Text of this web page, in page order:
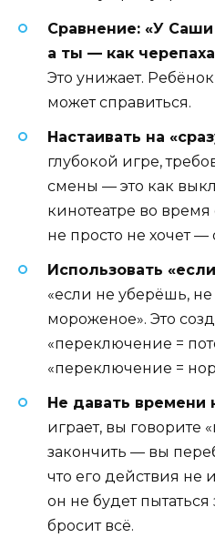
Сравнение: «У
а ты — как
Это унижает.
может справиться.
Настаивать на
глубокой игре,
смены — это как
кинотеатре во
не просто не хочет —
Использовать
«если не уберёшь,
мороженое». Это
«переключение =
«переключение =
Не давать времени
играет, вы говорите
закончить — вы
что его действия не
он не будет
бросит всё.